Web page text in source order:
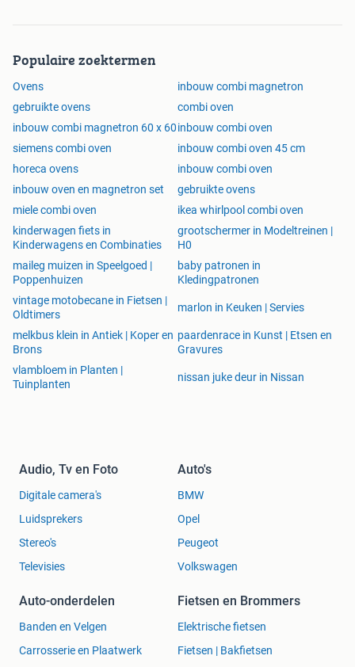
Populaire zoektermen
Ovens
inbouw combi magnetron
gebruikte ovens
combi oven
inbouw combi magnetron 60 x 60inbouw combi oven
siemens combi oven
inbouw combi oven 45 cm
horeca ovens
inbouw combi oven
inbouw oven en magnetron set
gebruikte ovens
miele combi oven
ikea whirlpool combi oven
kinderwagen fiets in
Kinderwagens en Combinaties
grootschermer in Modeltreinen |
H0
maileg muizen in Speelgoed |
Poppenhuizen
baby patronen in
Kledingpatronen
vintage motobecane in Fietsen |
Oldtimers
marlon in Keuken | Servies
melkbus klein in Antiek | Koper en
Brons
paardenrace in Kunst | Etsen en
Gravures
vlambloem in Planten |
Tuinplanten
nissan juke deur in Nissan
Audio, Tv en Foto
Digitale camera's
Luidsprekers
Stereo's
Televisies
Auto's
BMW
Opel
Peugeot
Volkswagen
Auto-onderdelen
Banden en Velgen
Carrosserie en Plaatwerk
Fietsen en Brommers
Elektrische fietsen
Fietsen | Bakfietsen